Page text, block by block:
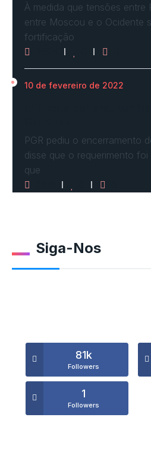
À medida que tensões entre
entre Moscou e o Ocidente
fortificação
10 de fevereiro de 2022
PGR pediu o encerramento
disse que o requerimento
que
Siga-Nos
81k
Followers
1
Followers